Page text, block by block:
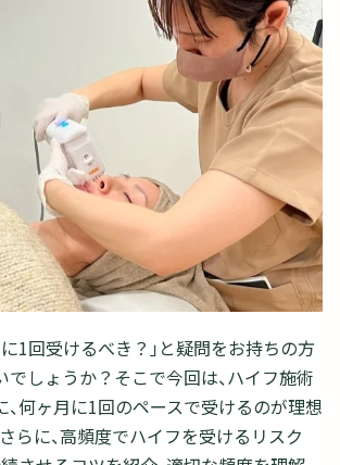
1回受けるべき？」と疑問をお持ちの方
でしょうか？そこで今回は、ハイフ施術
何ヶ月に1回のペースで受けるのが理想
らに、高頻度でハイフを受けるリスク